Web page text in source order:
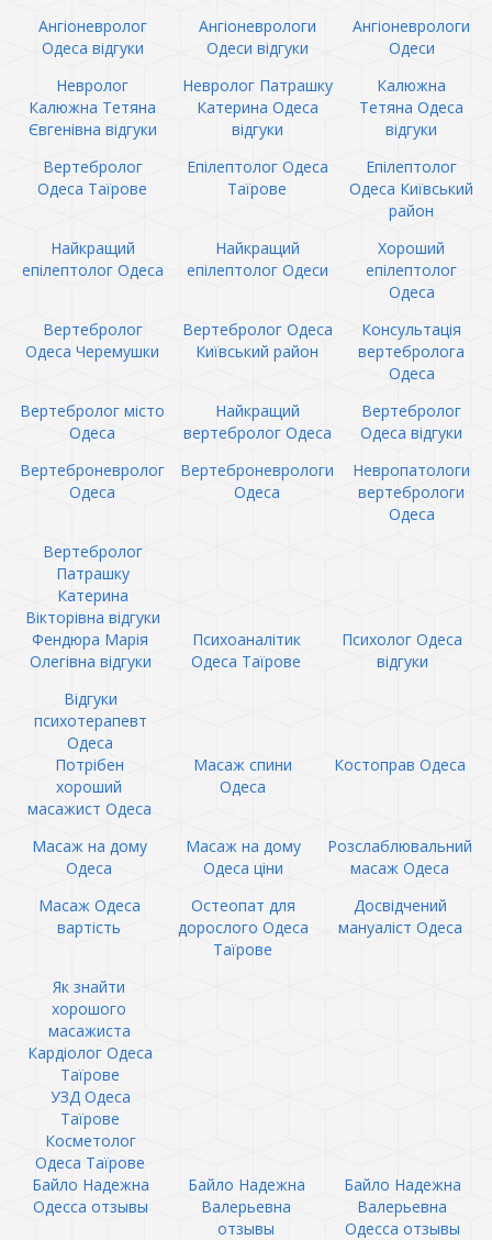
Ангіоневролог
Одеса відгуки
Ангіоневрологи
Одеси відгуки
Ангіоневрологи
Одеси
Невролог
Калюжна Тетяна
Євгенівна відгуки
Невролог Патрашку
Катерина Одеса
відгуки
Калюжна
Тетяна Одеса
відгуки
Вертебролог
Одеса Таїрове
Епілептолог Одеса
Таїрове
Епілептолог
Одеса Київський
район
Найкращий
епілептолог Одеса
Найкращий
епілептолог Одеси
Хороший
епілептолог
Одеса
Вертебролог
Одеса Черемушки
Вертебролог Одеса
Київський район
Консультація
вертебролога
Одеса
Вертебролог місто
Одеса
Найкращий
вертебролог Одеса
Вертебролог
Одеса відгуки
Вертеброневролог
Одеса
Вертеброневрологи
Одеса
Невропатологи
вертебрологи
Одеса
Вертебролог
Патрашку
Катерина
Вікторівна відгуки
Фендюра Марія
Олегівна відгуки
Психоаналітик
Одеса Таїрове
Психолог Одеса
відгуки
Відгуки
психотерапевт
Одеса
Потрібен
хороший
масажист Одеса
Масаж спини
Одеса
Костоправ Одеса
Масаж на дому
Одеса
Масаж на дому
Одеса ціни
Розслаблювальний
масаж Одеса
Масаж Одеса
вартість
Остеопат для
дорослого Одеса
Таїрове
Досвідчений
мануаліст Одеса
Як знайти
хорошого
масажиста
Кардіолог Одеса
Таїрове
УЗД Одеса
Таїрове
Косметолог
Одеса Таїрове
Байло Надежна
Одесса отзывы
Байло Надежна
Валерьевна
отзывы
Байло Надежна
Валерьевна
Одесса отзывы